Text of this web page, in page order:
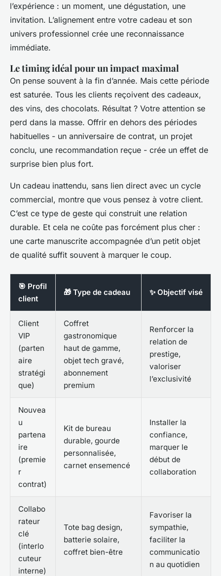
l’expérience : un moment, une dégustation, une
invitation. L’alignement entre votre cadeau et son
univers professionnel crée une reconnaissance
immédiate.
Le timing idéal pour un impact maximal
On pense souvent à la fin d’année. Mais cette période
est saturée. Tous les clients reçoivent des cadeaux,
des vins, des chocolats. Résultat ? Votre attention se
perd dans la masse. Offrir en dehors des périodes
habituelles - un anniversaire de contrat, un projet
conclu, une recommandation reçue - crée un effet de
surprise bien plus fort.
Un cadeau inattendu, sans lien direct avec un cycle
commercial, montre que vous pensez à votre client.
C’est ce type de geste qui construit une relation
durable. Et cela ne coûte pas forcément plus cher :
une carte manuscrite accompagnée d’un petit objet
de qualité suffit souvent à marquer le coup.
🎯 Profil
client
🎁 Type de cadeau ✨ Objectif visé
Client
VIP
(parten
aire
stratégi
que)
Coffret
gastronomique
haut de gamme,
objet tech gravé,
abonnement
premium
Renforcer la
relation de
prestige,
valoriser
l’exclusivité
Nouvea
u
partena
ire
(premie
r
contrat)
Kit de bureau
durable, gourde
personnalisée,
carnet ensemencé
Installer la
confiance,
marquer le
début de
collaboration
Collabo
rateur
clé
(interlo
cuteur
interne)
Tote bag design,
batterie solaire,
coffret bien-être
Favoriser la
sympathie,
faciliter la
communicatio
n au quotidien